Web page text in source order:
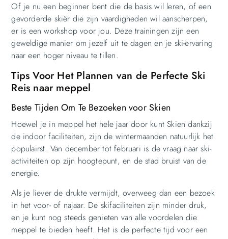
Of je nu een beginner bent die de basis wil leren, of een
gevorderde skiër die zijn vaardigheden wil aanscherpen,
er is een workshop voor jou. Deze trainingen zijn een
geweldige manier om jezelf uit te dagen en je ski-ervaring
naar een hoger niveau te tillen.
Tips Voor Het Plannen van de Perfecte Ski
Reis naar meppel
Beste Tijden Om Te Bezoeken voor Skien
Hoewel je in meppel het hele jaar door kunt Skien dankzij
de indoor faciliteiten, zijn de wintermaanden natuurlijk het
populairst. Van december tot februari is de vraag naar ski-
activiteiten op zijn hoogtepunt, en de stad bruist van de
energie.
Als je liever de drukte vermijdt, overweeg dan een bezoek
in het voor- of najaar. De skifaciliteiten zijn minder druk,
en je kunt nog steeds genieten van alle voordelen die
meppel te bieden heeft. Het is de perfecte tijd voor een